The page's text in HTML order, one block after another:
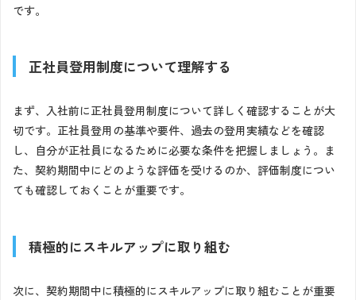
です。
正社員登用制度について理解する
まず、入社前に正社員登用制度について詳しく確認することが大
切です。正社員登用の基準や要件、過去の登用実績などを確認
し、自分が正社員になるために必要な条件を把握しましょう。ま
た、契約期間中にどのような評価を受けるのか、評価制度につい
ても確認しておくことが重要です。
積極的にスキルアップに取り組む
次に、契約期間中に積極的にスキルアップに取り組むことが重要